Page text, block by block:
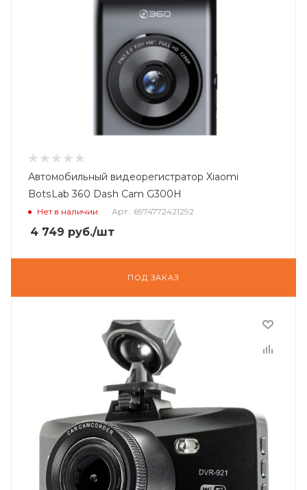
Автомобильный видеорегистратор Xiaomi
BotsLab 360 Dash Cam G300H
Нет в наличии Арт.: 6974772421292
4 749 руб./шт
ПОД ЗАКАЗ